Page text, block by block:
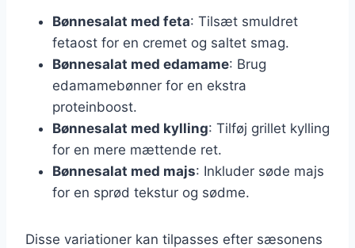
Bønnesalat med feta: Tilsæt smuldret
fetaost for en cremet og saltet smag.
Bønnesalat med edamame: Brug
edamamebønner for en ekstra
proteinboost.
Bønnesalat med kylling: Tilføj grillet kylling
for en mere mættende ret.
Bønnesalat med majs: Inkluder søde majs
for en sprød tekstur og sødme.
Disse variationer kan tilpasses efter sæsonens